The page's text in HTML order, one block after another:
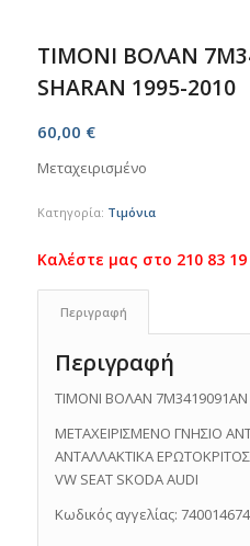
ΤΙΜΟΝΙ ΒΟΛΑΝ
SHARAN 1995-2010
60,00 €
Μεταχειρισμένο
Κατηγορία: Τιμόνια
Περιγραφή
Περιγραφή
ΤΙΜΟΝΙ ΒΟΛΑΝ 7M3419091AN
ΜΕΤΑΧΕΙΡΙΣΜΕΝΟ ΓΝΗΣΙΟ
ΑΝΤΑΛΛΑΚΤΙΚΑ ΕΡΩΤΟΚΡΙΤΟΣ
VW SEAT SKODA AUDI
Κωδικός αγγελίας: